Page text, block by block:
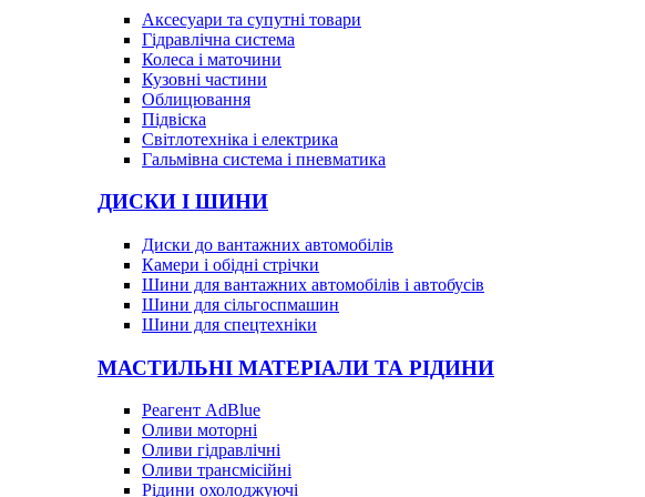
Аксесуари та супутні товари
Гідравлічна система
Колеса і маточини
Кузовні частини
Облицювання
Підвіска
Світлотехніка і електрика
Гальмівна система і пневматика
ДИСКИ І ШИНИ
Диски до вантажних автомобілів
Камери і обідні стрічки
Шини для вантажних автомобілів і автобусів
Шини для сільгоспмашин
Шини для спецтехніки
МАСТИЛЬНІ МАТЕРІАЛИ ТА РІДИНИ
Реагент AdBlue
Оливи моторні
Оливи гідравлічні
Оливи трансмісійні
Рідини охолоджуючі